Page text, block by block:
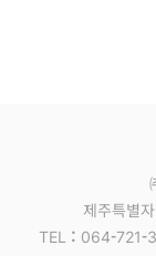
제주특별
TEL : 064-721-